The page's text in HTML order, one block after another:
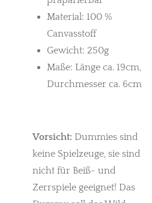
Material: 100 %
Canvasstoff
Gewicht: 250g
Maße: Länge ca. 19cm,
Durchmesser ca. 6cm
Vorsicht: Dummies sind
keine Spielzeuge, sie sind
nicht für Beiß- und
Zerrspiele geeignet! Das